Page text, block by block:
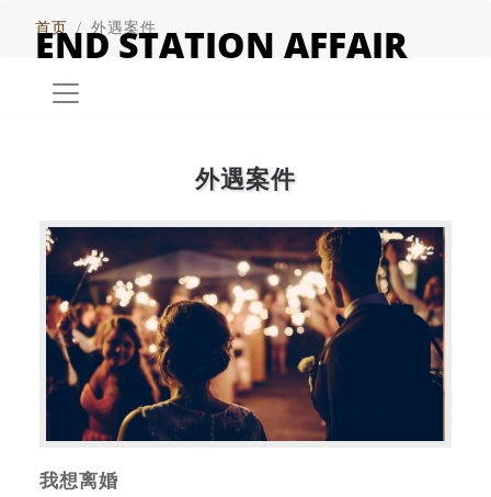
END STATION AFFAIR
首页 外遇案件
外遇案件
我想离婚